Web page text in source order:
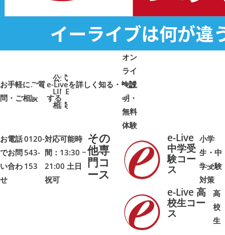
公式
LINE
相談
お手軽にご質
問・ご相談➜ ➜
オン
ライ
ン説
明・
無料
体験
e-Liveを詳しく知る・検討
する
➜➜
お電話
でお問
い合わ
せ
0120-
543-
153
対応可能時
間：13:30 ~
21:00 土日
祝可
その
他専
門コ
ース
e-Live
中学受
験コー
ス
小学
生・中
学受験
対策
➜➜
e-Live 高
校生コー
ス
高
校
生
➜➜